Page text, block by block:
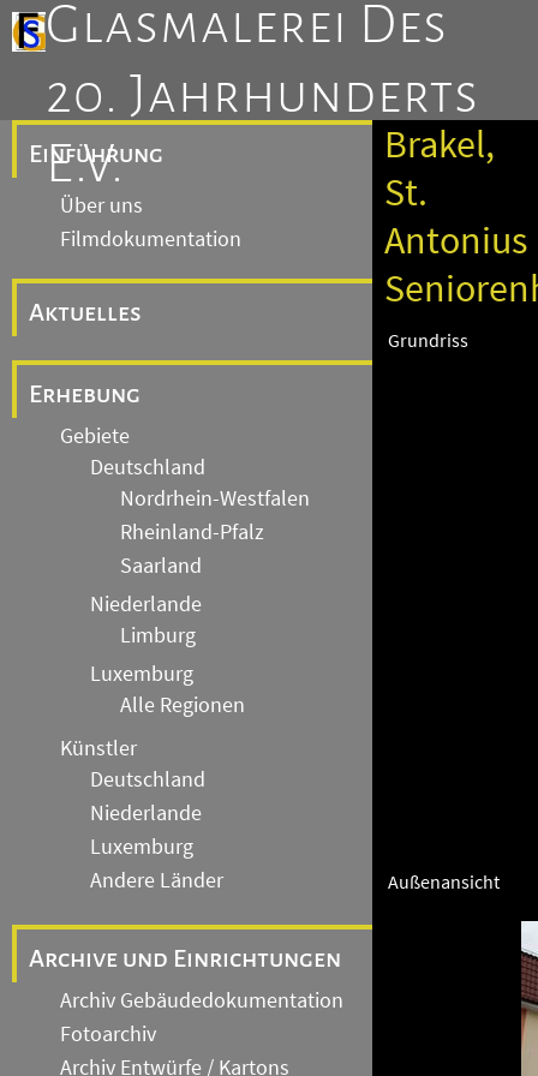
Glasmalerei Des
20. Jahrhunderts
E.V.
Einführung
Über uns
Filmdokumentation
Aktuelles
Erhebung
Gebiete
Deutschland
Nordrhein-Westfalen
Rheinland-Pfalz
Saarland
Niederlande
Limburg
Luxemburg
Alle Regionen
Künstler
Deutschland
Niederlande
Luxemburg
Andere Länder
Archive und Einrichtungen
Archiv Gebäudedokumentation
Fotoarchiv
Archiv Entwürfe / Kartons
Brakel,
St.
Antonius
Grundriss
Außenansicht